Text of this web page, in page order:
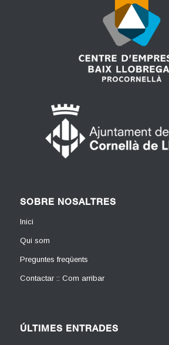
SOBRE NOSALTRES
Inici
Qui som
Preguntes freqüents
Contactar :: Com arribar
ÚLTIMES ENTRADES